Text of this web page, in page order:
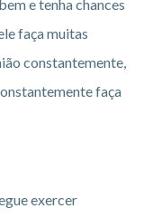
e tenha chances
faça muitas
constantemente,
faça
exercer